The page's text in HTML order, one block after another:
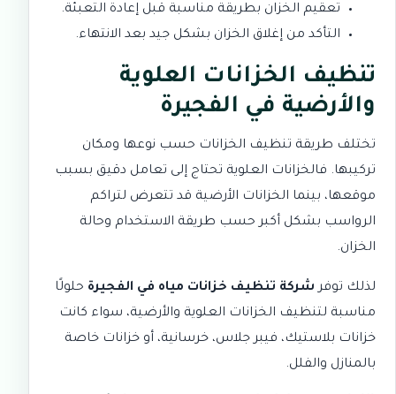
تعقيم الخزان بطريقة مناسبة قبل إعادة التعبئة.
التأكد من إغلاق الخزان بشكل جيد بعد الانتهاء.
تنظيف الخزانات العلوية
والأرضية في الفجيرة
تختلف طريقة تنظيف الخزانات حسب نوعها ومكان
تركيبها. فالخزانات العلوية تحتاج إلى تعامل دقيق بسبب
موقعها، بينما الخزانات الأرضية قد تتعرض لتراكم
الرواسب بشكل أكبر حسب طريقة الاستخدام وحالة
الخزان.
لذلك توفر شركة تنظيف خزانات مياه في الفجيرة حلولًا
مناسبة لتنظيف الخزانات العلوية والأرضية، سواء كانت
خزانات بلاستيك، فيبر جلاس، خرسانية، أو خزانات خاصة
بالمنازل والفلل.